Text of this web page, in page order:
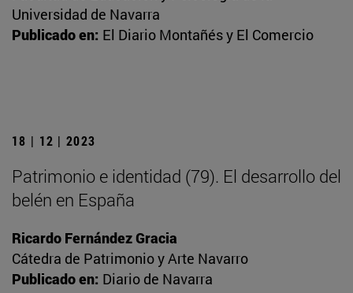
Universidad de Navarra
Publicado en: El Diario Montañés y El Comercio
18 | 12 | 2023
Patrimonio e identidad (79). El desarrollo del
belén en España
Ricardo Fernández Gracia
Cátedra de Patrimonio y Arte Navarro
Publicado en: Diario de Navarra